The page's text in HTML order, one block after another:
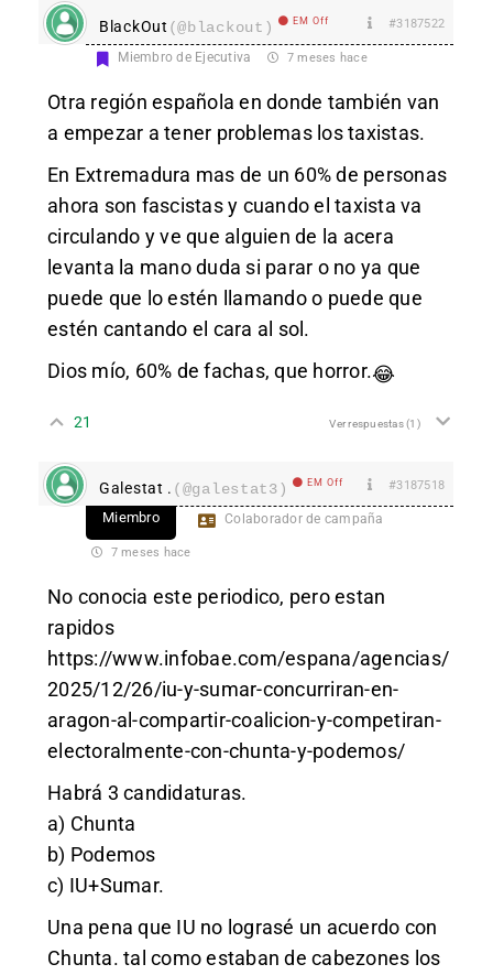
BlackOut (@blackout) EM Off #3187522
Miembro de Ejecutiva 7 meses hace
Otra región española en donde también van
a empezar a tener problemas los taxistas.
En Extremadura mas de un 60% de personas
ahora son fascistas y cuando el taxista va
circulando y ve que alguien de la acera
levanta la mano duda si parar o no ya que
puede que lo estén llamando o puede que
estén cantando el cara al sol.
Dios mío, 60% de fachas, que horror.😂
21 Ver respuestas(1)
Galestat . (@galestat3) EM Off #3187518
Miembro Colaborador de campaña
7 meses hace
No conocia este periodico, pero estan
rapidos
https://www.infobae.com/espana/agencias/
2025/12/26/iu-y-sumar-concurriran-en-
aragon-al-compartir-coalicion-y-competiran-
electoralmente-con-chunta-y-podemos/
Habrá 3 candidaturas.
a) Chunta
b) Podemos
c) IU+Sumar.
Una pena que IU no lograsé un acuerdo con
Chunta. tal como estaban de cabezones los